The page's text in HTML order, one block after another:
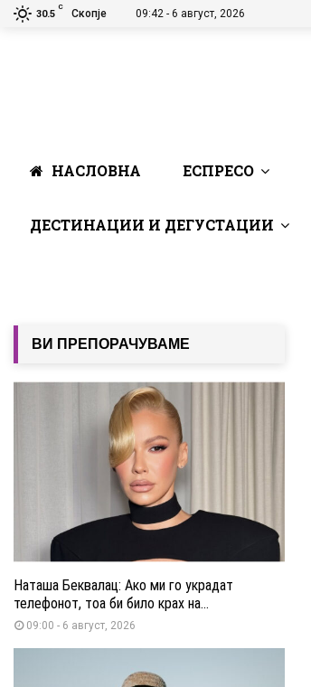
30.5
C
Скопје 09:42 - 6 август, 2026
НАСЛОВНА ЕСПРЕСО
ДЕСТИНАЦИИ И ДЕГУСТАЦИИ
ВИ ПРЕПОРАЧУВАМЕ
Наташа Беквалац: Ако ми го украдат
телефонот, тоа би било крах на...
09:00 - 6 август, 2026